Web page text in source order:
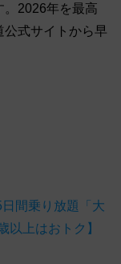
。2026年を最高
式サイトから早
間乗り放題「大
以上はおトク】